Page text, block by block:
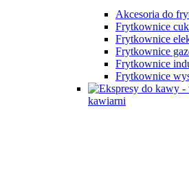
Akcesoria do
Frytkownice
Frytkownice
Frytkownice
Frytkownice
Frytkownice